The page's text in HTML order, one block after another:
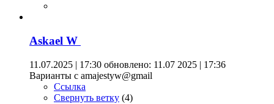
Askael W
11.07.2025 | 17:30 обновлено: 11.07 2025 | 17:36
Варианты с amajestyw@gmail
Ссылка
Свернуть ветку (4)